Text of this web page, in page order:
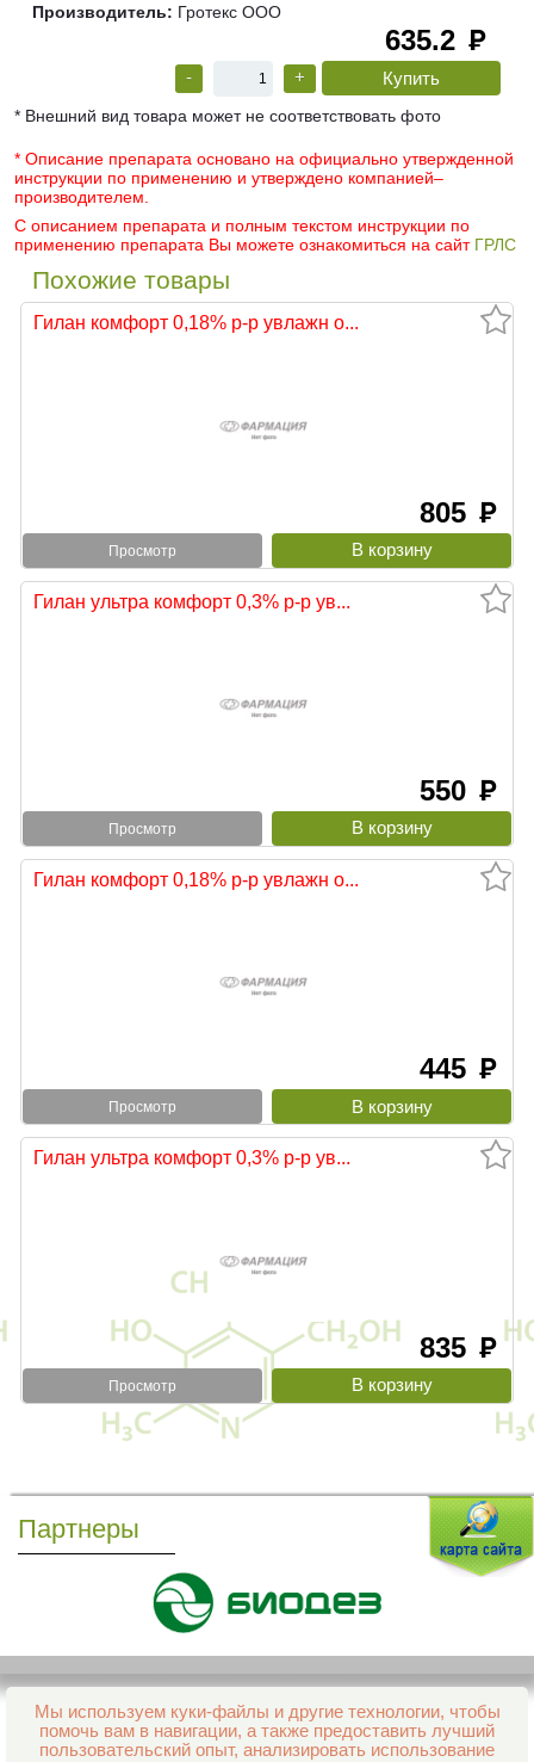
Производитель: Гротекс ООО
635.2 руб
- +
* Внешний вид товара может не соответствовать фото
* Описание препарата основано на официально утвержденной
инструкции по применению и утверждено компанией–
производителем.
С описанием препарата и полным текстом инструкции по
применению препарата Вы можете ознакомиться на сайт ГРЛС
Похожие товары
Гилан комфорт 0,18% р-р увлажн о...
805 руб
Просмотр
Гилан ультра комфорт 0,3% р-р ув...
550 руб
Просмотр
Гилан комфорт 0,18% р-р увлажн о...
445 руб
Просмотр
Гилан ультра комфорт 0,3% р-р ув...
835 руб
Просмотр
Партнеры
Мы используем куки-файлы и другие технологии, чтобы
помочь вам в навигации, а также предоставить лучший
пользовательский опыт, анализировать использование
Все права защищены и охраняются законом
© 2013–2026 Интернет-аптека Фармация